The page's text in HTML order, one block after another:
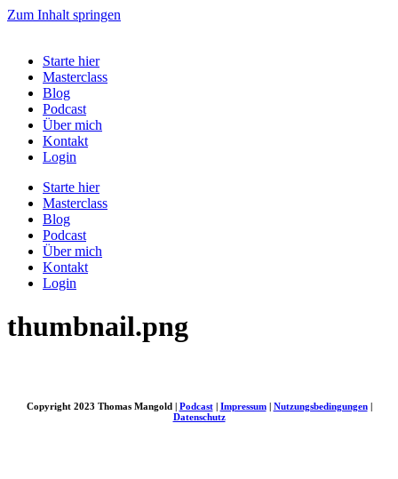
Zum Inhalt springen
Starte hier
Masterclass
Blog
Podcast
Über mich
Kontakt
Login
Starte hier
Masterclass
Blog
Podcast
Über mich
Kontakt
Login
thumbnail.png
Copyright 2023 Thomas Mangold | Podcast| Impressum| Nutzungsbedingungen|
Datenschutz